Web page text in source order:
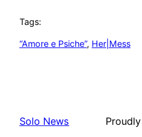
Tags:
“Amore e Psiche”, Her|Mess
Solo News